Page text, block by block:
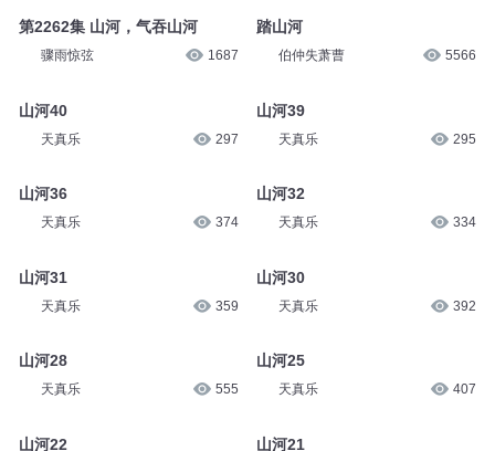
第2262集 山河，气吞山河
骤雨惊弦 1687
山河40
天真乐 297
山河36
天真乐 374
山河31
天真乐 359
山河28
天真乐 555
山河22
踏山河
伯仲失萧曹 5566
山河39
天真乐 295
山河32
天真乐 334
山河30
天真乐 392
山河25
天真乐 407
山河21